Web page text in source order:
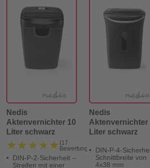
Nedis
Aktenvernichter 10
Liter schwarz
★★★★★
★★★★★ (17
Bewertungen)
DIN-P-2-Sicherheit –
Streifen mit einer
Nedis
Aktenvernichter
Liter schwarz
DIN-P-4-
Schnittbreite von
4x38 mm